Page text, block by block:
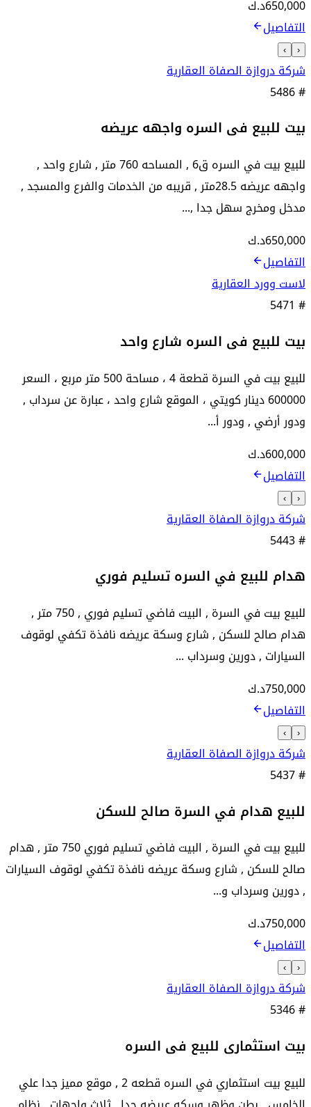
650,000د.ك
التفاصيل
‹
›
شركة دروازة الصفاة العقارية
5486#
بيت للبيع فى السره واجهه عريضه
للبيع بيت في السره ق6 , المساحه 760 متر , شارع واحد ,
واجهه عريضه 28.5متر , قريبه من الخدمات والفرع والمسجد ,
مدخل ومخرج سهل جدا ,...
650,000د.ك
التفاصيل
لاست وورد العقارية
5471 #
بيت للبيع فى السره شارع واحد
للبيع بيت في السرة قطعة 4 ، مساحة 500 متر مربع ، السعر
600000 دينار كويتي ، الموقع شارع واحد ، عبارة عن سرداب ,
ودور أرضي , ودور أ...
600,000د.ك
التفاصيل
‹
›
شركة دروازة الصفاة العقارية
5443#
هدام للبيع في السره تسليم فوري
للبيع بيت في السرة , البيت فاضي تسليم فوري , 750 متر ,
هدام صالح للسكن , شارع وسكة عريضه نافذة تكفي لوقوف
السيارات , دورين وسرداب ...
750,000د.ك
التفاصيل
‹
›
شركة دروازة الصفاة العقارية
5437#
للبيع هدام في السرة صالح للسكن
للبيع بيت في السرة , البيت فاضي تسليم فوري 750 متر , هدام
صالح للسكن , شارع وسكة عريضه نافذة تكفي لوقوف السيارات
, دورين وسرداب و...
750,000د.ك
التفاصيل
‹
›
شركة دروازة الصفاة العقارية
5346#
بيت استثمارى للبيع فى السره
للبيع بيت استثماري في السره قطعه 2 , موقع مميز جدا علي